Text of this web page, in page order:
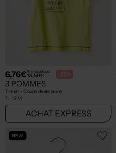
6,76€Prix boutique :
13,50€ -50%
3 POMMES
T-shirt - Coupe droite jaune
T : 12 M
ACHAT EXPRESS
NEW